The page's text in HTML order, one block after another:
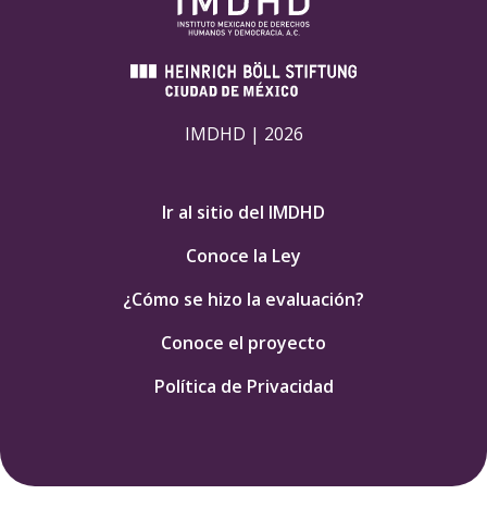
IMDHD | 2026
Ir al sitio del IMDHD
Conoce la Ley
¿Cómo se hizo la evaluación?
Conoce el proyecto
Política de Privacidad